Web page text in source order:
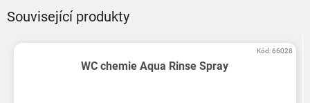
Související produkty
WC chemie Aqua Rinse Spray
Kód:66028